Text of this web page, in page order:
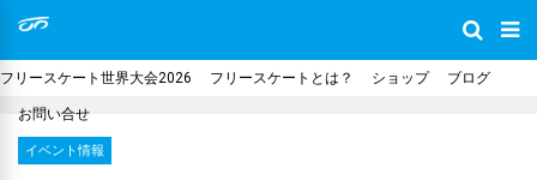
フリースケート世界大会2026 フリースケートとは？ ショップ ブログ
お問い合せ
イベント情報